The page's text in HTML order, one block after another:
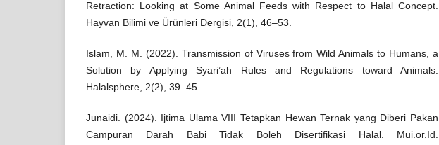
Retraction: Looking at Some Animal Feeds with Respect to Halal Concept.
Hayvan Bilimi ve Ürünleri Dergisi, 2(1), 46–53.
Islam, M. M. (2022). Transmission of Viruses from Wild Animals to Humans, a
Solution by Applying Syari’ah Rules and Regulations toward Animals.
Halalsphere, 2(2), 39–45.
Junaidi. (2024). Ijtima Ulama VIII Tetapkan Hewan Ternak yang Diberi Pakan
Campuran Darah Babi Tidak Boleh Disertifikasi Halal. Mui.or.Id.